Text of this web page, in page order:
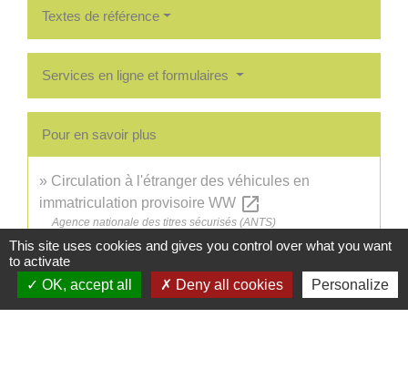
Textes de référence
Services en ligne et formulaires
Pour en savoir plus
Circulation à l'étranger des véhicules en
immatriculation provisoire WW open_in_new
Agence nationale des titres sécurisés (ANTS)
Signaler une erreur sur cette page
This site uses cookies and gives you control over what you want
to activate
OK, accept all
Deny all cookies Personalize